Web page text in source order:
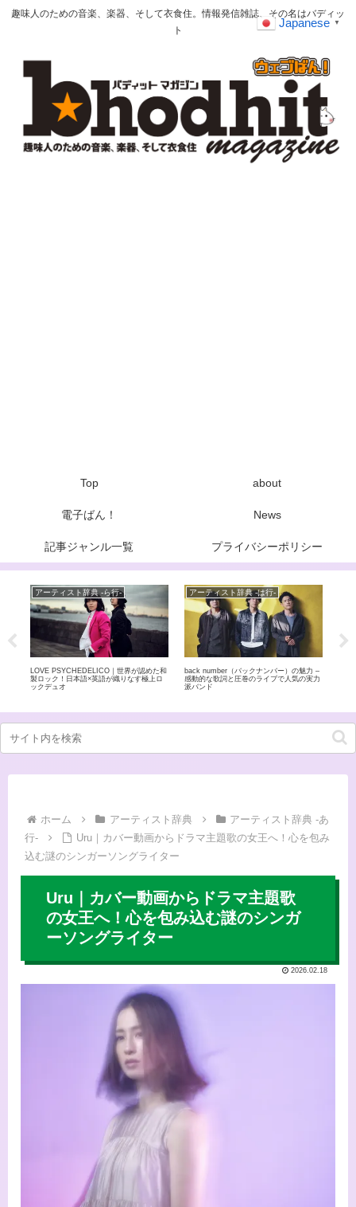
趣味人のための音楽、楽器、そして衣食住。情報発信雑誌、その名はバディッ
ト
Top about
電子ばん！ News
記事ジャンル一覧 プライバシーポリシー
アーティスト辞典 -ら行-
LOVE PSYCHEDELICO｜世界が認めた和
製ロック！日本語×英語が織りなす極上ロ
ックデュオ
アーティスト辞典 -は行-
back number（バックナンバー）の魅力 –
感動的な歌詞と圧巻のライブで人気の実力
派バンド
ホーム アーティスト辞典
アーティスト辞典 -あ
行-
Uru｜カバー動画からドラマ主題歌の女王へ！心を包み
込む謎のシンガーソングライター
Uru｜カバー動画からドラマ主題歌
の女王へ！心を包み込む謎のシンガ
ーソングライター
2026.02.18
Japanese ▼